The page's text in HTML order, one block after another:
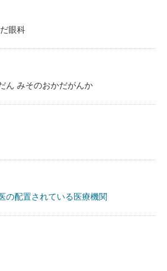
眼科
ん みそのおかだがんか
の配置されている医療機関